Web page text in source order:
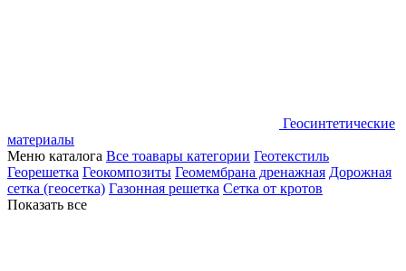
Геосинтетические
материалы
Меню каталога Все тоавары категории Геотекстиль
Георешетка Геокомпозиты Геомембрана дренажная Дорожная
сетка (геосетка) Газонная решетка Сетка от кротов
Показать все